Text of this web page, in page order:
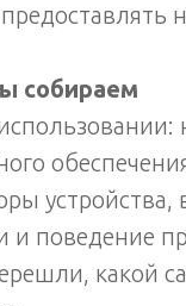
собираем
устройства,
поведение
какой